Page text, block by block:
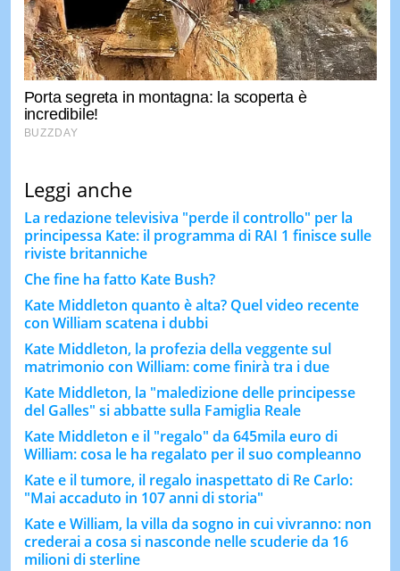
Leggi anche
La redazione televisiva "perde il controllo" per la
principessa Kate: il programma di RAI 1 finisce sulle
riviste britanniche
Che fine ha fatto Kate Bush?
Kate Middleton quanto è alta? Quel video recente
con William scatena i dubbi
Kate Middleton, la profezia della veggente sul
matrimonio con William: come finirà tra i due
Kate Middleton, la "maledizione delle principesse
del Galles" si abbatte sulla Famiglia Reale
Kate Middleton e il "regalo" da 645mila euro di
William: cosa le ha regalato per il suo compleanno
Kate e il tumore, il regalo inaspettato di Re Carlo:
"Mai accaduto in 107 anni di storia"
Kate e William, la villa da sogno in cui vivranno: non
crederai a cosa si nasconde nelle scuderie da 16
milioni di sterline